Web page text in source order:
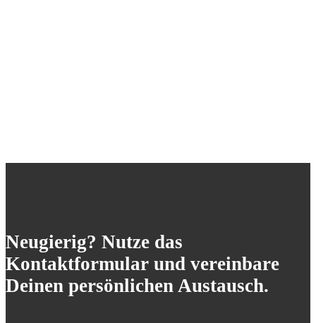
Neugierig? Nutze das
Kontaktformular und vereinbare
Deinen persönlichen Austausch.